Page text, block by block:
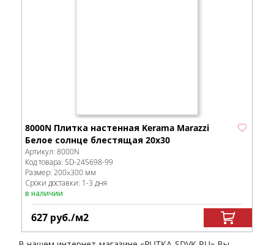
8000N Плитка настенная Kerama Marazzi
Белое солнце блестящая 20х30
Артикул: 8000N
Код товара: SD-245698-99
Размер: 200x300 мм
Сроки доставки: 1-3 дня
в наличии
627 руб./м2